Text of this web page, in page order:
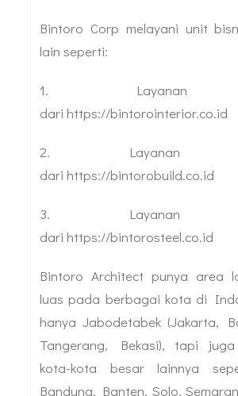
Bintoro Corp melayani unit
lain seperti:
1. Layanan
dari https://bintorointerior.co.id
2. Layanan
dari https://bintorobuild.co.id
3. Layanan
dari https://bintorosteel.co.id
Bintoro Architect punya area
luas pada berbagai kota di
hanya Jabodetabek (Jakarta,
Tangerang, Bekasi), tapi juga
kota-kota besar lainnya
Bandung, Banten, Solo,